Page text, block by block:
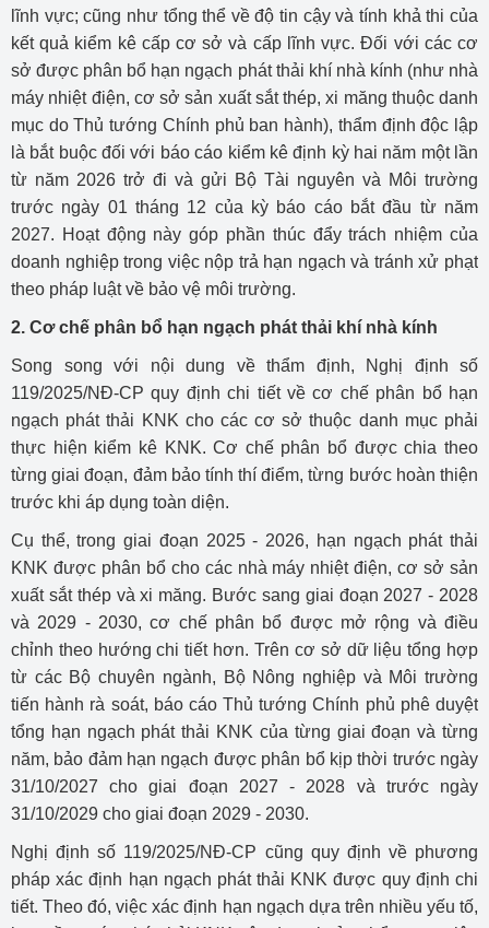
lĩnh vực; cũng như tổng thể về độ tin cậy và tính khả thi của
kết quả kiểm kê cấp cơ sở và cấp lĩnh vực. Đối với các cơ
sở được phân bổ hạn ngạch phát thải khí nhà kính (như nhà
máy nhiệt điện, cơ sở sản xuất sắt thép, xi măng thuộc danh
mục do Thủ tướng Chính phủ ban hành), thẩm định độc lập
là bắt buộc đối với báo cáo kiểm kê định kỳ hai năm một lần
từ năm 2026 trở đi và gửi Bộ Tài nguyên và Môi trường
trước ngày 01 tháng 12 của kỳ báo cáo bắt đầu từ năm
2027. Hoạt động này góp phần thúc đẩy trách nhiệm của
doanh nghiệp trong việc nộp trả hạn ngạch và tránh xử phạt
theo pháp luật về bảo vệ môi trường.
2. Cơ chế phân bổ hạn ngạch phát thải khí nhà kính
Song song với nội dung về thẩm định, Nghị định số
119/2025/NĐ-CP quy định chi tiết về cơ chế phân bổ hạn
ngạch phát thải KNK cho các cơ sở thuộc danh mục phải
thực hiện kiểm kê KNK. Cơ chế phân bổ được chia theo
từng giai đoạn, đảm bảo tính thí điểm, từng bước hoàn thiện
trước khi áp dụng toàn diện.
Cụ thể, trong giai đoạn 2025 - 2026, hạn ngạch phát thải
KNK được phân bổ cho các nhà máy nhiệt điện, cơ sở sản
xuất sắt thép và xi măng. Bước sang giai đoạn 2027 - 2028
và 2029 - 2030, cơ chế phân bổ được mở rộng và điều
chỉnh theo hướng chi tiết hơn. Trên cơ sở dữ liệu tổng hợp
từ các Bộ chuyên ngành, Bộ Nông nghiệp và Môi trường
tiến hành rà soát, báo cáo Thủ tướng Chính phủ phê duyệt
tổng hạn ngạch phát thải KNK của từng giai đoạn và từng
năm, bảo đảm hạn ngạch được phân bổ kịp thời trước ngày
31/10/2027 cho giai đoạn 2027 - 2028 và trước ngày
31/10/2029 cho giai đoạn 2029 - 2030.
Nghị định số 119/2025/NĐ-CP cũng quy định về phương
pháp xác định hạn ngạch phát thải KNK được quy định chi
tiết. Theo đó, việc xác định hạn ngạch dựa trên nhiều yếu tố,